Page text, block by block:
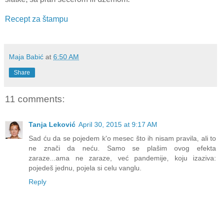
Recept za štampu
Maja Babić at 6:50 AM
Share
11 comments:
Tanja Leković April 30, 2015 at 9:17 AM
Sad ću da se pojedem k'o mesec što ih nisam pravila, ali to
ne znači da neću. Samo se plašim ovog efekta
zaraze...ama ne zaraze, već pandemije, koju izaziva:
pojedeš jednu, pojela si celu vanglu.
Reply